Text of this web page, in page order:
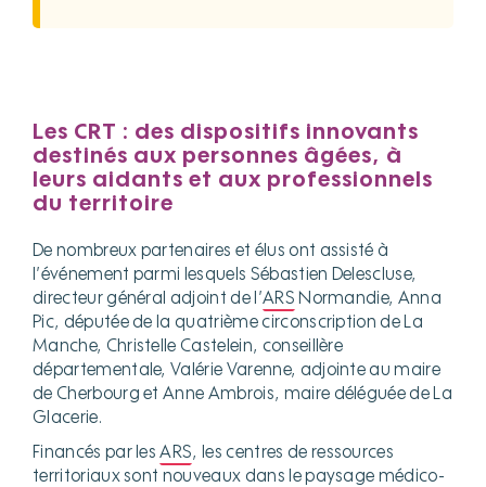
Les CRT : des dispositifs innovants
destinés aux personnes âgées, à
leurs aidants et aux professionnels
du territoire
De nombreux partenaires et élus ont assisté à
l’événement parmi lesquels Sébastien Delescluse,
directeur général adjoint de l’ARS Normandie, Anna
Pic, députée de la quatrième circonscription de La
Manche, Christelle Castelein, conseillère
départementale, Valérie Varenne, adjointe au maire
de Cherbourg et Anne Ambrois, maire déléguée de La
Glacerie.
Financés par lesARS, les centres de ressources
territoriaux sont nouveaux dans le paysage médico-